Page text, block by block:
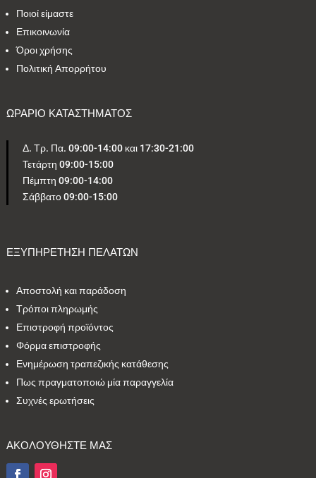
Ποιοί είμαστε
Επικοινωνία
Όροι χρήσης
Πολιτική Απορρήτου
ΩΡΑΡΙΟ ΚΑΤΑΣΤΗΜΑΤΟΣ
Δ. Τρ. Πα. 09:00-14:00 και 17:30-21:00
Τετάρτη 09:00-15:00
Πέμπτη 09:00-14:00
Σάββατο 09:00-15:00
ΕΞΥΠΗΡΕΤΗΣΗ ΠΕΛΑΤΩΝ
Αποστολή και παράδοση
Τρόποι πληρωμής
Επιστροφή προϊόντος
Φόρμα επιστροφής
Ενημέρωση τραπεζικής κατάθεσης
Πως πραγματοποιώ μία παραγγελία
Συχνές ερωτήσεις
ΑΚΟΛΟΥΘΗΣΤΕ ΜΑΣ